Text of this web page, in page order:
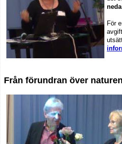
För
Från förundran över